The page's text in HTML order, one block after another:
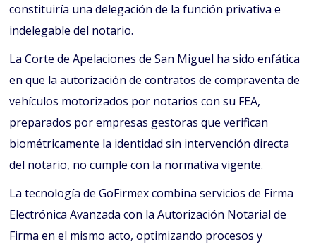
constituiría una delegación de la función privativa e
indelegable del notario.
La Corte de Apelaciones de San Miguel ha sido enfática
en que la autorización de contratos de compraventa de
vehículos motorizados por notarios con su FEA,
preparados por empresas gestoras que verifican
biométricamente la identidad sin intervención directa
del notario, no cumple con la normativa vigente.
La tecnología de GoFirmex combina servicios de Firma
Electrónica Avanzada con la Autorización Notarial de
Firma en el mismo acto, optimizando procesos y